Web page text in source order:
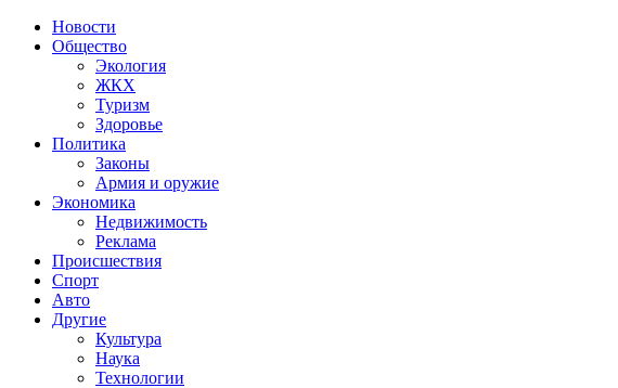
Новости
Общество
Экология
ЖКХ
Туризм
Здоровье
Политика
Законы
Армия и оружие
Экономика
Недвижимость
Реклама
Происшествия
Спорт
Авто
Другие
Культура
Наука
Технологии